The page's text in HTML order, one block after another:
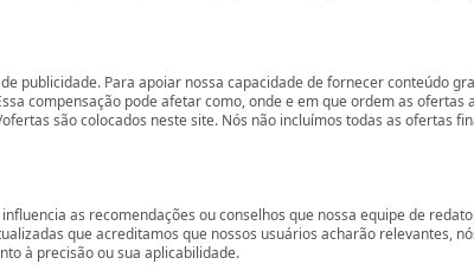
publicidade. Para apoiar nossa capacidade de fornecer conteúdo
compensação pode afetar como, onde e em que ordem as
são colocados neste site. Nós não incluímos todas as ofertas
as recomendações ou conselhos que nossa equipe de
que acreditamos que nossos usuários acharão relevantes,
à precisão ou sua aplicabilidade.